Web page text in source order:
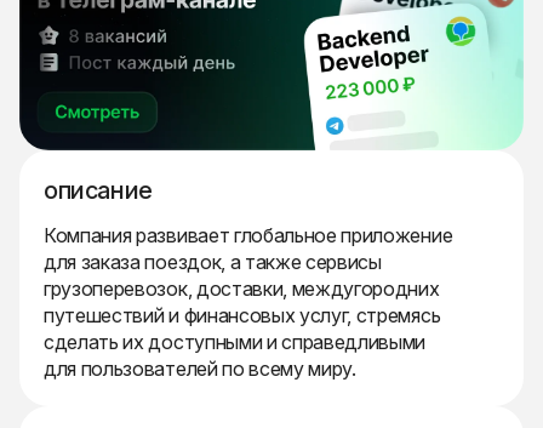
описание
Компания развивает глобальное приложение
для заказа поездок, а также сервисы
грузоперевозок, доставки, междугородних
путешествий и финансовых услуг, стремясь
сделать их доступными и справедливыми
для пользователей по всему миру.